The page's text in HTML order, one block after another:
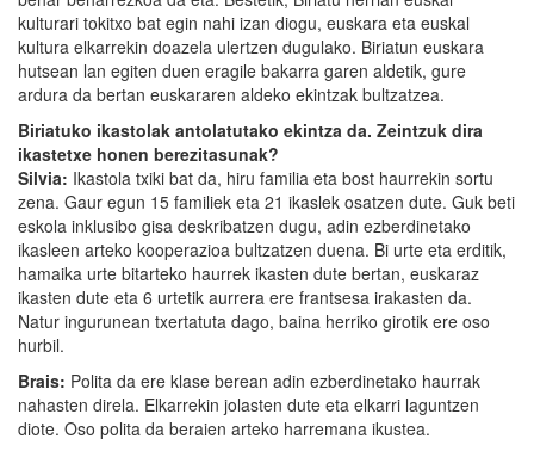
kulturari tokitxo bat egin nahi izan diogu, euskara eta euskal
kultura elkarrekin doazela ulertzen dugulako. Biriatun euskara
hutsean lan egiten duen eragile bakarra garen aldetik, gure
ardura da bertan euskararen aldeko ekintzak bultzatzea.
Biriatuko ikastolak antolatutako ekintza da. Zeintzuk dira
ikastetxe honen berezitasunak?
Silvia: Ikastola txiki bat da, hiru familia eta bost haurrekin sortu
zena. Gaur egun 15 familiek eta 21 ikaslek osatzen dute. Guk beti
eskola inklusibo gisa deskribatzen dugu, adin ezberdinetako
ikasleen arteko kooperazioa bultzatzen duena. Bi urte eta erditik,
hamaika urte bitarteko haurrek ikasten dute bertan, euskaraz
ikasten dute eta 6 urtetik aurrera ere frantsesa irakasten da.
Natur ingurunean txertatuta dago, baina herriko girotik ere oso
hurbil.
Brais: Polita da ere klase berean adin ezberdinetako haurrak
nahasten direla. Elkarrekin jolasten dute eta elkarri laguntzen
diote. Oso polita da beraien arteko harremana ikustea.